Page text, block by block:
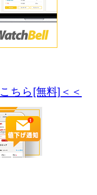
ちら[無料]＜＜